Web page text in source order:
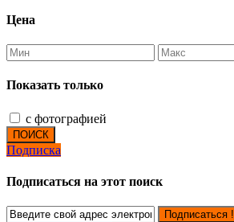
Цена
Показать только
с фотографией
ПОИСК
Подписка
Подписаться на этот поиск
Подписаться !